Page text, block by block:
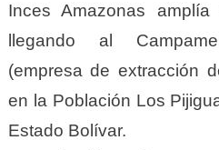
Inces Amazonas
llegando al
(empresa de extracción
en la Población Los
Estado Bolívar.